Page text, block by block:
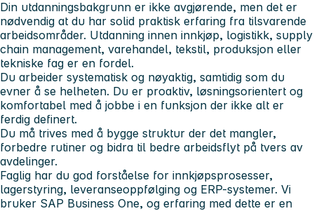
Din utdanningsbakgrunn er ikke avgjørende, men det er
nødvendig at du har solid praktisk erfaring fra tilsvarende
arbeidsområder. Utdanning innen innkjøp, logistikk, supply
chain management, varehandel, tekstil, produksjon eller
tekniske fag er en fordel.
Du arbeider systematisk og nøyaktig, samtidig som du
evner å se helheten. Du er proaktiv, løsningsorientert og
komfortabel med å jobbe i en funksjon der ikke alt er
ferdig definert.
Du må trives med å bygge struktur der det mangler,
forbedre rutiner og bidra til bedre arbeidsflyt på tvers av
avdelinger.
Faglig har du god forståelse for innkjøpsprosesser,
lagerstyring, leveranseoppfølging og ERP-systemer. Vi
bruker SAP Business One, og erfaring med dette er en